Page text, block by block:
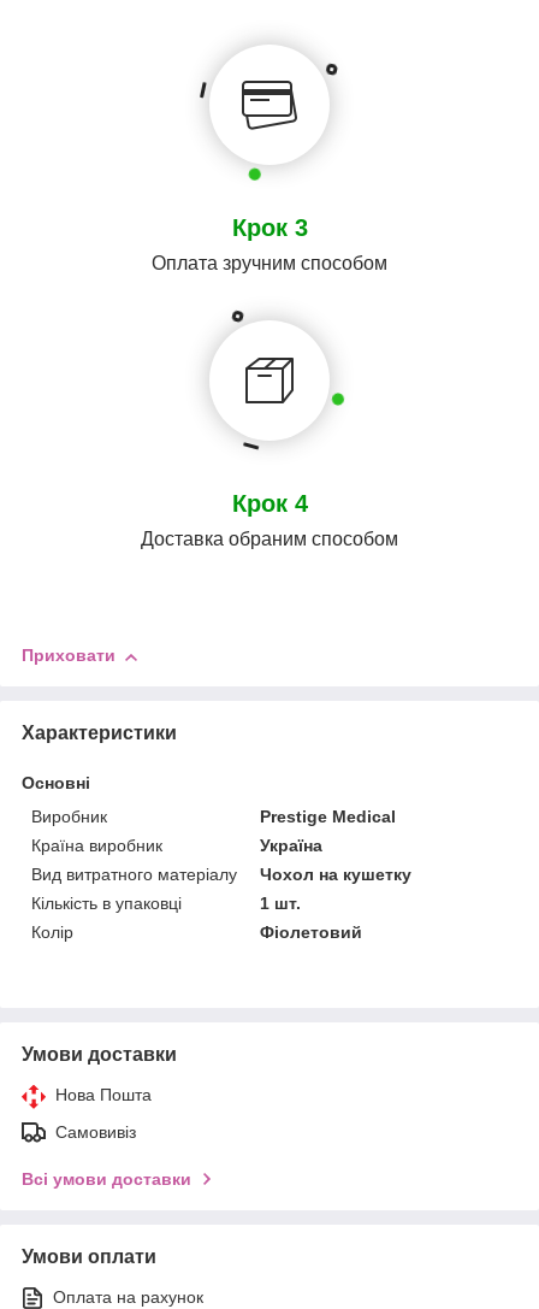
Крок 3
Оплата зручним способом
Крок 4
Доставка обраним способом
Приховати
Характеристики
Основні
Виробник
Prestige Medical
Країна виробник
Україна
Вид витратного матеріалу
Чохол на кушетку
Кількість в упаковці
1 шт.
Колір
Фіолетовий
Умови доставки
Нова Пошта
Самовивіз
Всі умови доставки
Умови оплати
Оплата на рахунок